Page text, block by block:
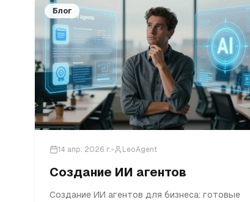
Блог
14 апр. 2026 г. LeoAgent
Создание ИИ агентов
Создание ИИ агентов для бизнеса: готовые